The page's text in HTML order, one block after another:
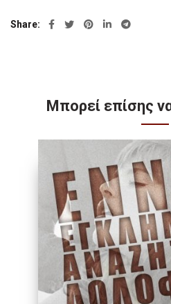
Share
Μπορεί επίσης